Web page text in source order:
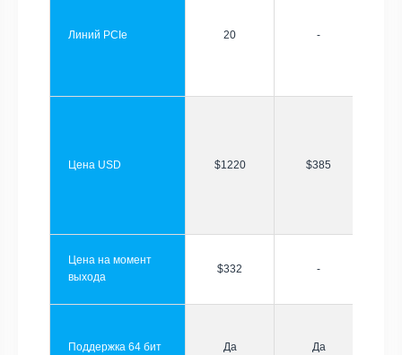
Линий PCIe 20 -
Цена USD $1220 $385
Цена на момент
выхода
$332 -
Поддержка 64 бит Да Да